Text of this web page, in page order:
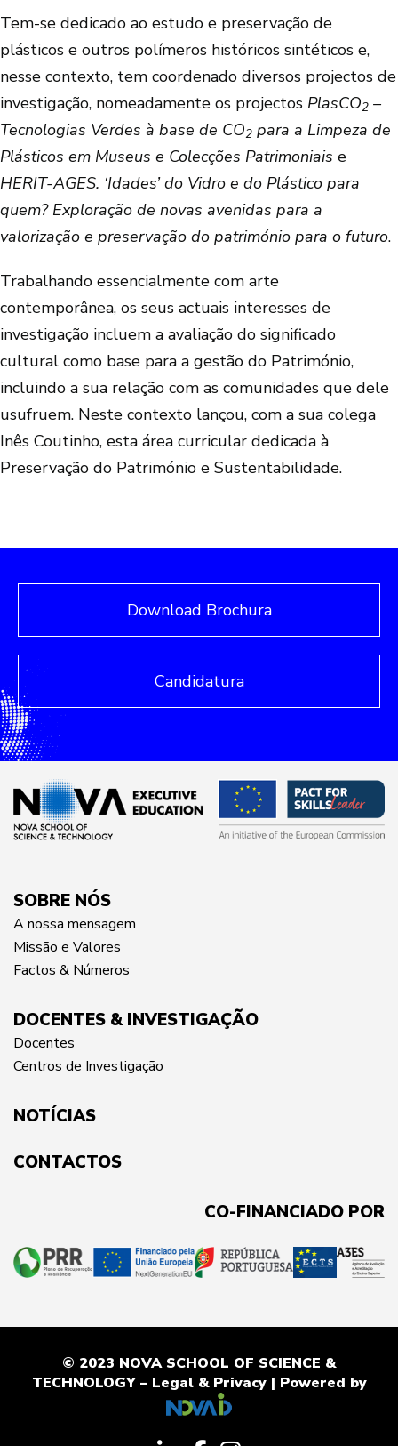
Tem-se dedicado ao estudo e preservação de
plásticos e outros polímeros históricos sintéticos e,
nesse contexto, tem coordenado diversos projectos de
investigação, nomeadamente os projectos PlasCO2 –
Tecnologias Verdes à base de CO2 para a Limpeza de
Plásticos em Museus e Colecções Patrimoniais e
HERIT-AGES. ‘Idades’ do Vidro e do Plástico para
quem? Exploração de novas avenidas para a
valorização e preservação do património para o futuro.
Trabalhando essencialmente com arte
contemporânea, os seus actuais interesses de
investigação incluem a avaliação do significado
cultural como base para a gestão do Património,
incluindo a sua relação com as comunidades que dele
usufruem. Neste contexto lançou, com a sua colega
Inês Coutinho, esta área curricular dedicada à
Preservação do Património e Sustentabilidade.
Download Brochura
Candidatura
SOBRE NÓS
A nossa mensagem
Missão e Valores
Factos & Números
DOCENTES & INVESTIGAÇÃO
Docentes
Centros de Investigação
NOTÍCIAS
CONTACTOS
CO-FINANCIADO POR
© 2023 NOVA SCHOOL OF SCIENCE &
TECHNOLOGY – Legal & Privacy| Powered by